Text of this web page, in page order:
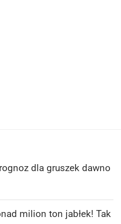
dla gruszek dawno
milion ton jabłek! Tak